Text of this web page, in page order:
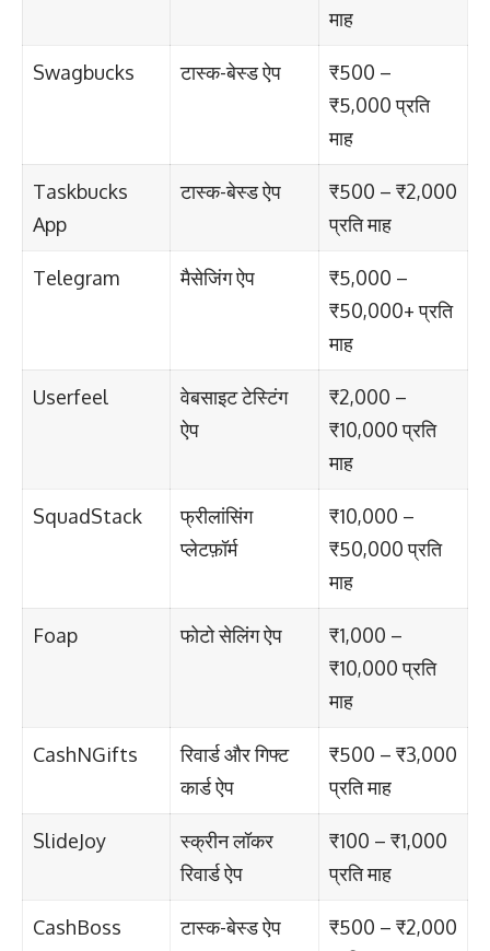
माह
Swagbucks टास्क-बेस्ड ऐप
₹500 –
₹5,000 प्रति
माह
Taskbucks
App
टास्क-बेस्ड ऐप
₹500 – ₹2,000
प्रति माह
Telegram मैसेजिंग ऐप
₹5,000 –
₹50,000+ प्रति
माह
Userfeel
वेबसाइट टेस्टिंग
ऐप
₹2,000 –
₹10,000 प्रति
माह
SquadStack
फ्रीलांसिंग
प्लेटफ़ॉर्म
₹10,000 –
₹50,000 प्रति
माह
Foap फोटो सेलिंग ऐप
₹1,000 –
₹10,000 प्रति
माह
CashNGifts
रिवार्ड और गिफ्ट
कार्ड ऐप
₹500 – ₹3,000
प्रति माह
SlideJoy
स्क्रीन लॉकर
रिवार्ड ऐप
₹100 – ₹1,000
प्रति माह
CashBoss टास्क-बेस्ड ऐप
₹500 – ₹2,000